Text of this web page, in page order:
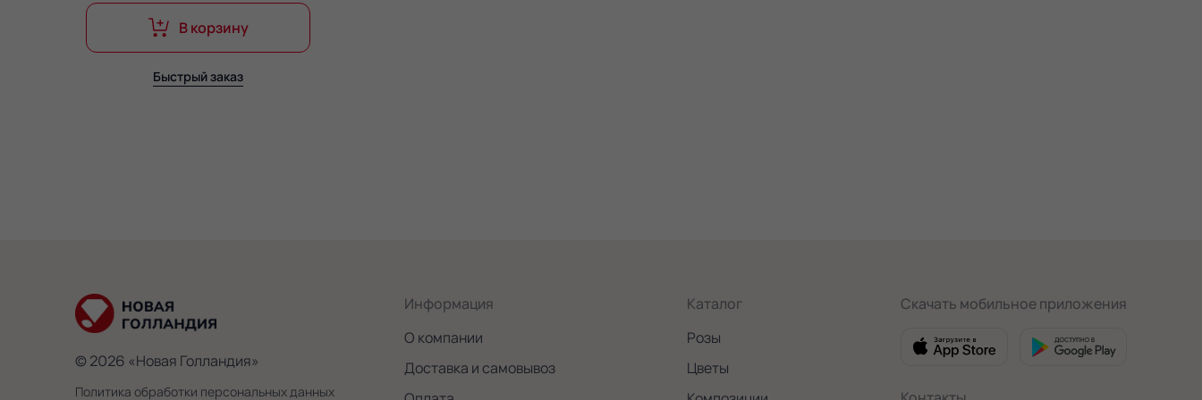
В корзину
Быстрый заказ
© 2026 «Новая Голландия»
Политика обработки персональных данных
Информация
О компании
Доставка и самовывоз
Каталог
Розы
Цветы
Скачать мобильное приложения